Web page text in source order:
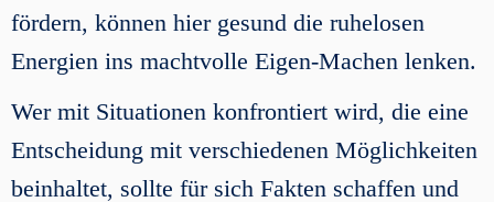
fördern, können hier gesund die ruhelosen
Energien ins machtvolle Eigen-Machen lenken.
Wer mit Situationen konfrontiert wird, die eine
Entscheidung mit verschiedenen Möglichkeiten
beinhaltet, sollte für sich Fakten schaffen und